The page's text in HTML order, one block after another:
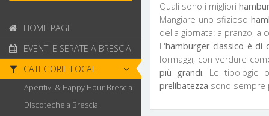
HOME PAGE
EVENTI E SERATE A BRESCIA
CATEGORIE LOCALI
Aperitivi & Happy Hour Brescia
Discoteche a Brescia
Quali sono i migliori
Mangiare uno sfizioso
della giornata: a pranzo, a
L'hamburger classico è di
formaggi, con verdure
più grandi. Le tipologie
prelibatezza sono sempre